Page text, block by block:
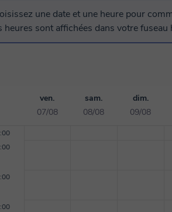
une date et une heure pour
heures sont affichées dans votre fuseau
ven.
07/08
sam.
08/08
dim.
09/08